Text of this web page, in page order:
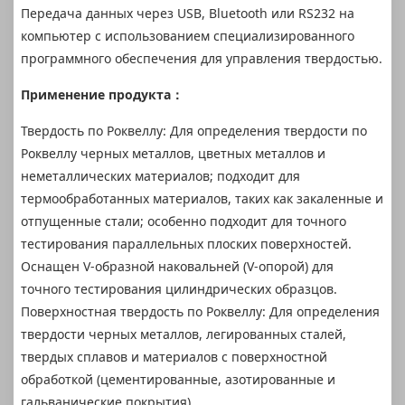
Передача данных через USB, Bluetooth или RS232 на
компьютер с использованием специализированного
программного обеспечения для управления твердостью.
Применение продукта：
Твердость по Роквеллу: Для определения твердости по
Роквеллу черных металлов, цветных металлов и
неметаллических материалов; подходит для
термообработанных материалов, таких как закаленные и
отпущенные стали; особенно подходит для точного
тестирования параллельных плоских поверхностей.
Оснащен V-образной наковальней (V-опорой) для
точного тестирования цилиндрических образцов.
Поверхностная твердость по Роквеллу: Для определения
твердости черных металлов, легированных сталей,
твердых сплавов и материалов с поверхностной
обработкой (цементированные, азотированные и